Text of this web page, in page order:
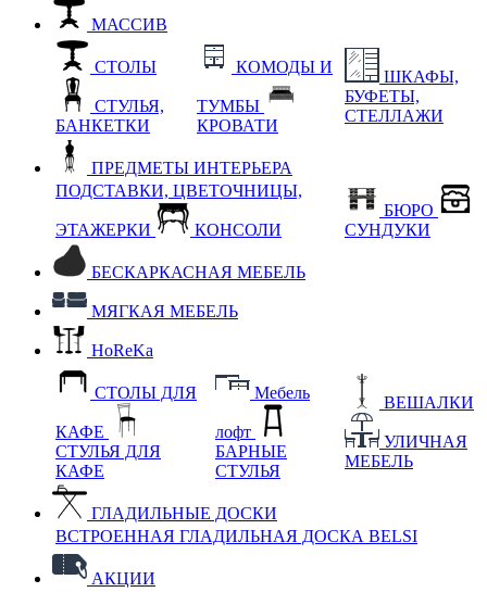
МАССИВ
СТОЛЫ
СТУЛЬЯ,
БАНКЕТКИ
КОМОДЫ И
ТУМБЫ
КРОВАТИ
ШКАФЫ,
БУФЕТЫ,
СТЕЛЛАЖИ
ПРЕДМЕТЫ ИНТЕРЬЕРА
ПОДСТАВКИ, ЦВЕТОЧНИЦЫ,
ЭТАЖЕРКИ КОНСОЛИ
БЮРО
СУНДУКИ
БЕСКАРКАСНАЯ МЕБЕЛЬ
МЯГКАЯ МЕБЕЛЬ
HoReKa
СТОЛЫ ДЛЯ
КАФЕ
СТУЛЬЯ ДЛЯ
КАФЕ
Мебель
лофт
БАРНЫЕ
СТУЛЬЯ
ВЕШАЛКИ
УЛИЧНАЯ
МЕБЕЛЬ
ГЛАДИЛЬНЫЕ ДОСКИ
ВСТРОЕННАЯ ГЛАДИЛЬНАЯ ДОСКА BELSI
АКЦИИ